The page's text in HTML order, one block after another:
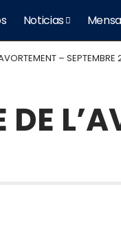
Noticias
– SEPTEMBRE